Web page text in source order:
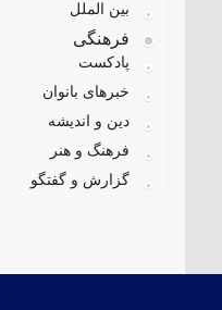
بین الملل
فرهنگی
پادکست
خبرهای بانوان
دین و اندیشه
فرهنگ و هنر
گزارش و گفتگو